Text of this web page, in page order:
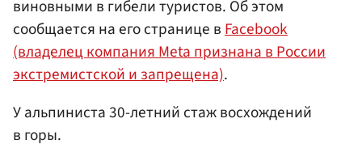
виновными в гибели туристов. Об этом
сообщается на его странице вFacebook
(владелец компания Meta признана в России
экстремистской и запрещена).
У альпиниста 30-летний стаж восхождений
в горы.